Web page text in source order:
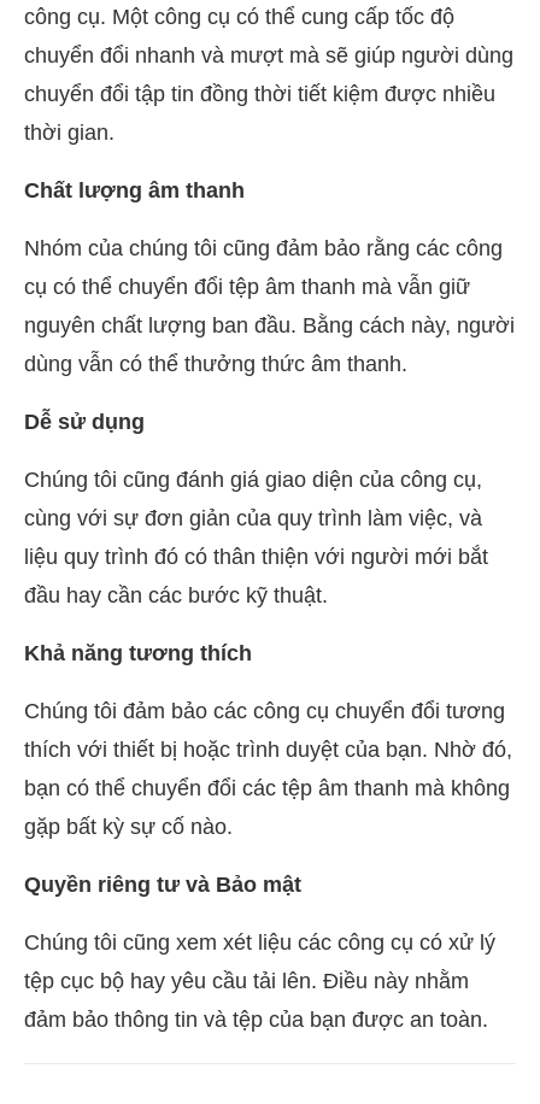
công cụ. Một công cụ có thể cung cấp tốc độ
chuyển đổi nhanh và mượt mà sẽ giúp người dùng
chuyển đổi tập tin đồng thời tiết kiệm được nhiều
thời gian.
Chất lượng âm thanh
Nhóm của chúng tôi cũng đảm bảo rằng các công
cụ có thể chuyển đổi tệp âm thanh mà vẫn giữ
nguyên chất lượng ban đầu. Bằng cách này, người
dùng vẫn có thể thưởng thức âm thanh.
Dễ sử dụng
Chúng tôi cũng đánh giá giao diện của công cụ,
cùng với sự đơn giản của quy trình làm việc, và
liệu quy trình đó có thân thiện với người mới bắt
đầu hay cần các bước kỹ thuật.
Khả năng tương thích
Chúng tôi đảm bảo các công cụ chuyển đổi tương
thích với thiết bị hoặc trình duyệt của bạn. Nhờ đó,
bạn có thể chuyển đổi các tệp âm thanh mà không
gặp bất kỳ sự cố nào.
Quyền riêng tư và Bảo mật
Chúng tôi cũng xem xét liệu các công cụ có xử lý
tệp cục bộ hay yêu cầu tải lên. Điều này nhằm
đảm bảo thông tin và tệp của bạn được an toàn.